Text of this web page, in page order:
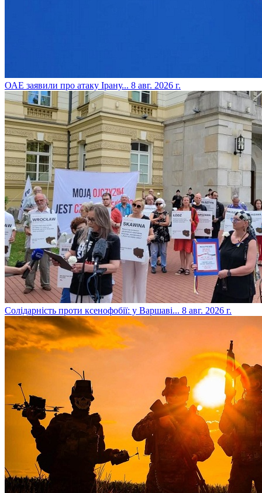
​ОАЕ заявили про атаку Ірану... 8 авг. 2026 г.
​Солідарність проти ксенофобії: у Варшаві... 8 авг. 2026 г.